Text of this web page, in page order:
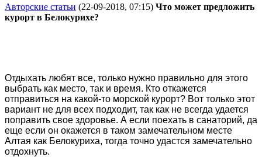
Авторские статьи (22-09-2018, 07:15) Что может предложить
курорт в Белокурихе?
Отдыхать любят все, только нужно правильно для этого
выбрать как место, так и время. Кто откажется
отправиться на какой-то морской курорт? Вот только этот
вариант не для всех подходит, так как не всегда удается
поправить свое здоровье. А если поехать в санаторий, да
еще если он окажется в таком замечательном месте
Алтая как Белокуриха, тогда точно удастся замечательно
отдохнуть.